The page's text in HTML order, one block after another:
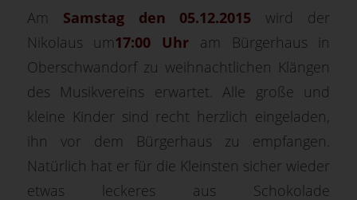
Am Samstag den 05.12.2015 wird der
Nikolaus um17:00 Uhr am Bürgerhaus in
Oberschwandorf zu weihnachtlichen Klängen
des Musikvereins erwartet. Alle große und
kleine Kinder sind recht herzlich eingeladen,
ihn vor dem Bürgerhaus zu empfangen.
Natürlich hat er für die Kleinsten sicher wieder
etwas leckeres aus Schokolade